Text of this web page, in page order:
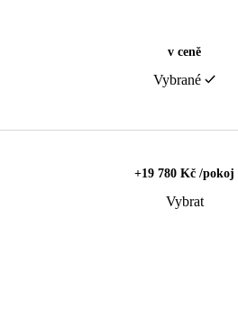
v ceně
Vybrané
+19 780 Kč /pokoj
Vybrat